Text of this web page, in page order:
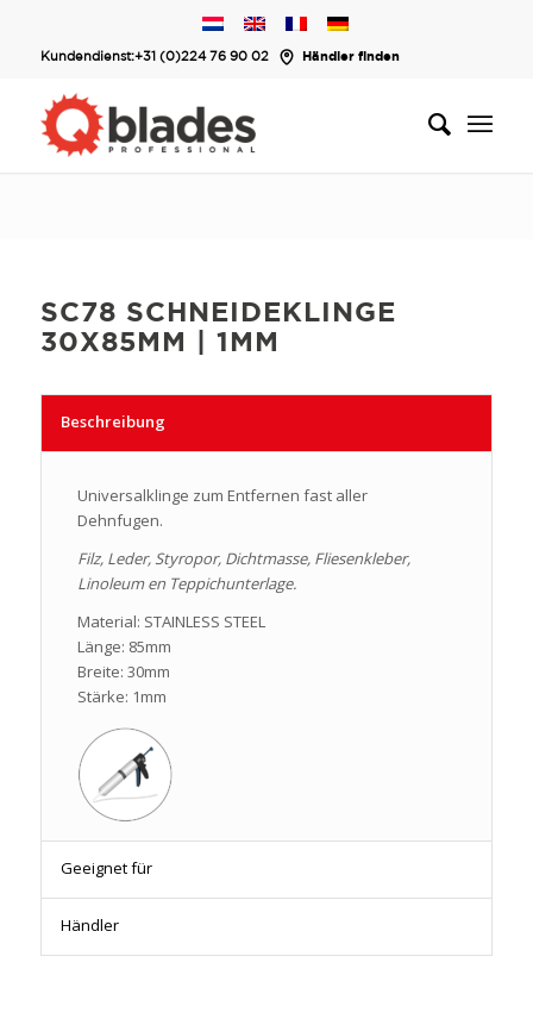
Kundendienst:+31 (0)224 76 90 02 Händler finden
SC78 SCHNEIDEKLINGE
30X85MM | 1MM
Beschreibung
Universalklinge zum Entfernen fast aller
Dehnfugen.
Filz, Leder, Styropor, Dichtmasse, Fliesenkleber,
Linoleum en Teppichunterlage.
Material: STAINLESS STEEL
Länge: 85mm
Breite: 30mm
Stärke: 1mm
Geeignet für
Händler